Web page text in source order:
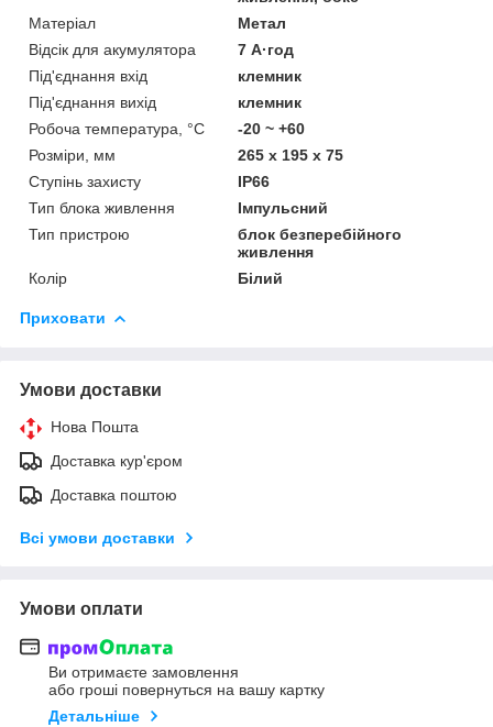
Матеріал
Метал
Відсік для акумулятора
7 А·год
Під'єднання вхід
клемник
Під'єднання вихід
клемник
Робоча температура, °C
-20 ~ +60
Розміри, мм
265 х 195 х 75
Ступінь захисту
IP66
Тип блока живлення
Імпульсний
Тип пристрою
блок безперебійного
живлення
Колір
Білий
Приховати
Умови доставки
Нова Пошта
Доставка кур'єром
Доставка поштою
Всі умови доставки
Умови оплати
Ви отримаєте замовлення
або гроші повернуться на вашу картку
Детальніше